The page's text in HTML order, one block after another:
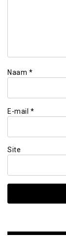
Naam *
E-mail *
Site